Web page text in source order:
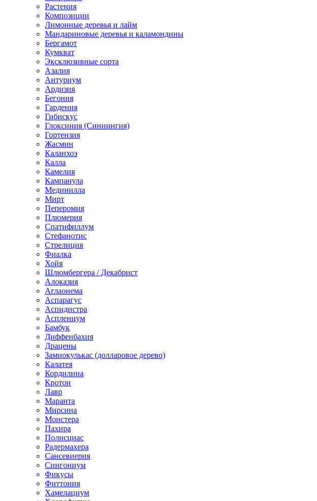
Растения
Композиции
Лимонные деревья и лайм
Мандариновые деревья и каламондины
Бергамот
Кумкват
Эксклюзивные сорта
Азалия
Антуриум
Ардизия
Бегония
Гардения
Гибискус
Глоксиния (Синнингия)
Гортензия
Жасмин
Каланхоэ
Калла
Камелия
Кампанула
Мединилла
Мирт
Пеперомия
Плюмерия
Спатифиллум
Стефанотис
Стрелиция
Фиалка
Хойя
Шлюмбергера / Декабрист
Алоказия
Аглаонема
Аспарагус
Аспидистра
Асплениум
Бамбук
Диффенбахия
Драцены
Замиокулькас (долларовое дерево)
Калатея
Кордилина
Кротон
Лавр
Маранта
Мирсина
Монстера
Пахира
Полисциас
Радермахера
Сансевиерия
Сингониум
Фикусы
Фиттония
Хамелациум